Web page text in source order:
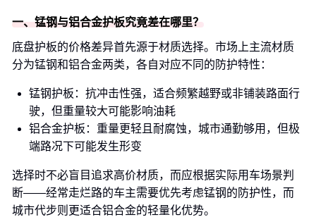
一、锰钢与铝合金护板究竟差在哪里？
底盘护板的价格差异首先源于材质选择。市场上主流材质
分为锰钢和铝合金两类，各自对应不同的防护特性：
锰钢护板：抗冲击性强，适合频繁越野或非铺装路面行
驶，但重量较大可能影响油耗
铝合金护板：重量更轻且耐腐蚀，城市通勤够用，但极
端路况下可能发生形变
选择时不必盲目追求高价材质，而应根据实际用车场景判
断——经常走烂路的车主需要优先考虑锰钢的防护性，而
城市代步则更适合铝合金的轻量化优势。